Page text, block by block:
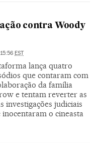
contra Woody
EST
lança quatro
que contaram com
da família
e tentam reverter as
investigações judiciais
inocentaram o cineasta